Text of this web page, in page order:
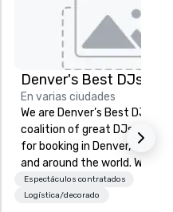
Denver's Best DJs
En varias ciudades
We are Denver’s Best DJs. A
coalition of great DJs
for booking in Denver,
and around the world. We
any type of party from
and promotional events to
Espectáculos contratados
Logística/decorado